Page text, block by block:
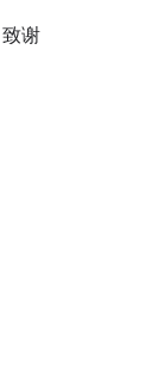
致谢